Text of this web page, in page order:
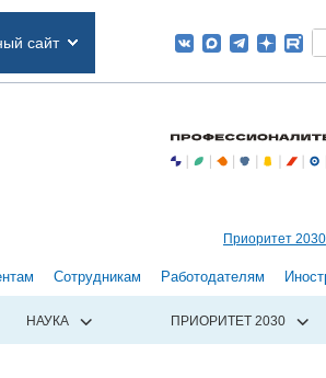
сайт
Приоритет 2030
Сотрудникам Работодателям
НАУКА ПРИОРИТЕТ 2030